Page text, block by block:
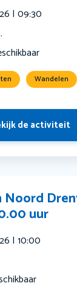
| 09:30
Wandelen
de activiteit
Noord
uur
| 10:00